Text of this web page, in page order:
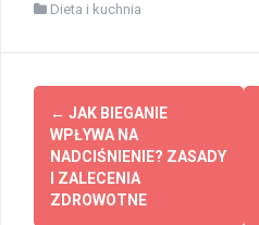
Dieta i kuchnia
Post
navigation
← JAK BIEGANIE
WPŁYWA NA
NADCIŚNIENIE? ZASADY
I ZALECENIA
ZDROWOTNE